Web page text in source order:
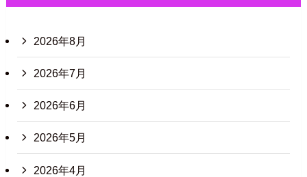
2026年8月
2026年7月
2026年6月
2026年5月
2026年4月